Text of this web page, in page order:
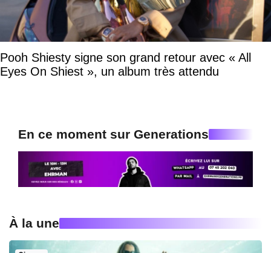
Pooh Shiesty signe son grand retour avec « All
Eyes On Shiest », un album très attendu
En ce moment sur Generations
À la une